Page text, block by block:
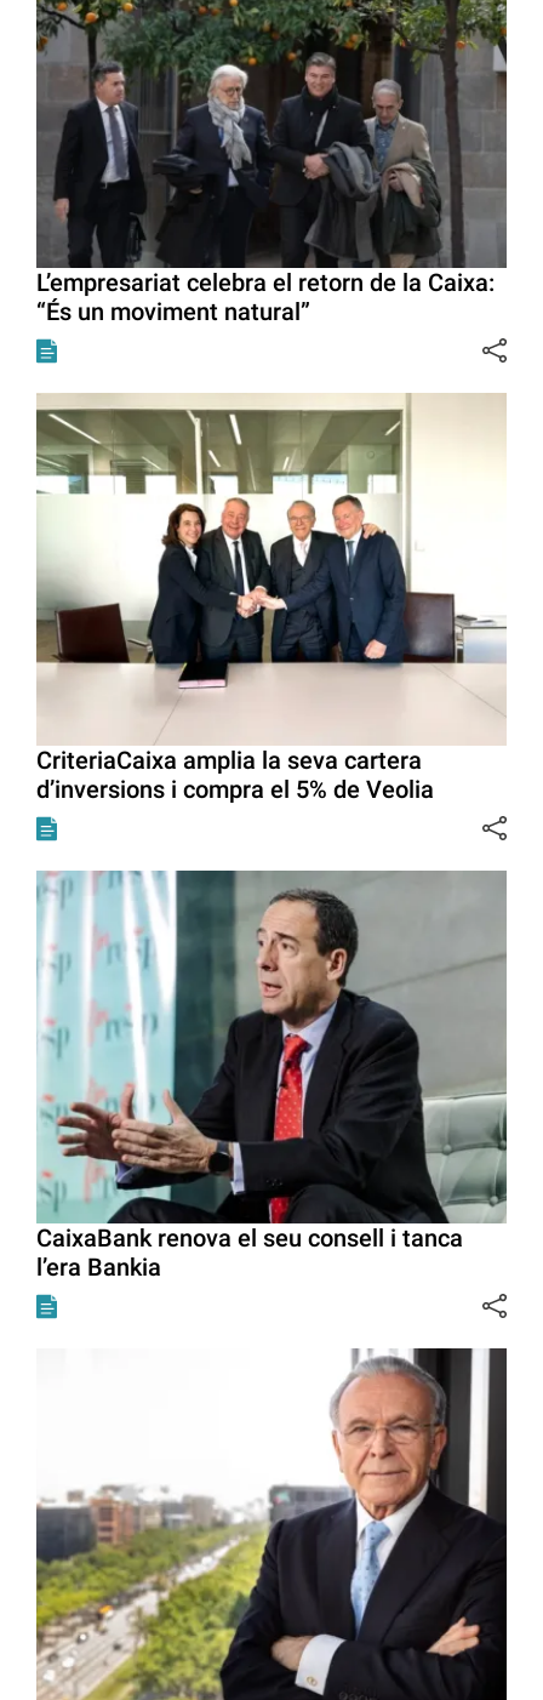
L’empresariat celebra el retorn de la Caixa:
“És un moviment natural”
CriteriaCaixa amplia la seva cartera
d’inversions i compra el 5% de Veolia
CaixaBank renova el seu consell i tanca
l’era Bankia